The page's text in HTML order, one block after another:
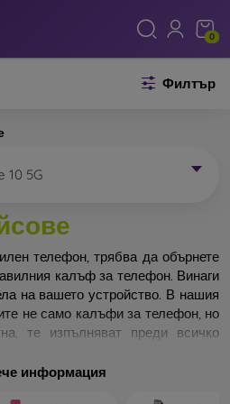
0
Филтър
10 5G
телефон, трябва да обърнете
калъф за телефон. Винаги
на вашето устройство. В нашия
не само калъфи за телефон, но
те изпълняват преди всичко
наречен и заден капак. Той е
информация